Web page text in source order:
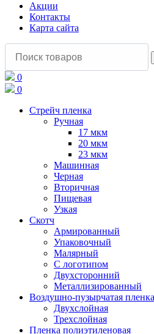
Акции
Контакты
Карта сайта
0
0
Стрейч пленка
Ручная
17 мкм
20 мкм
23 мкм
Машинная
Черная
Вторичная
Пищевая
Узкая
Скотч
Армированный
Упаковочный
Малярный
С логотипом
Двухсторонний
Металлизированный
Воздушно-пузырчатая пленка
Двухслойная
Трехслойная
Пленка полиэтиленовая